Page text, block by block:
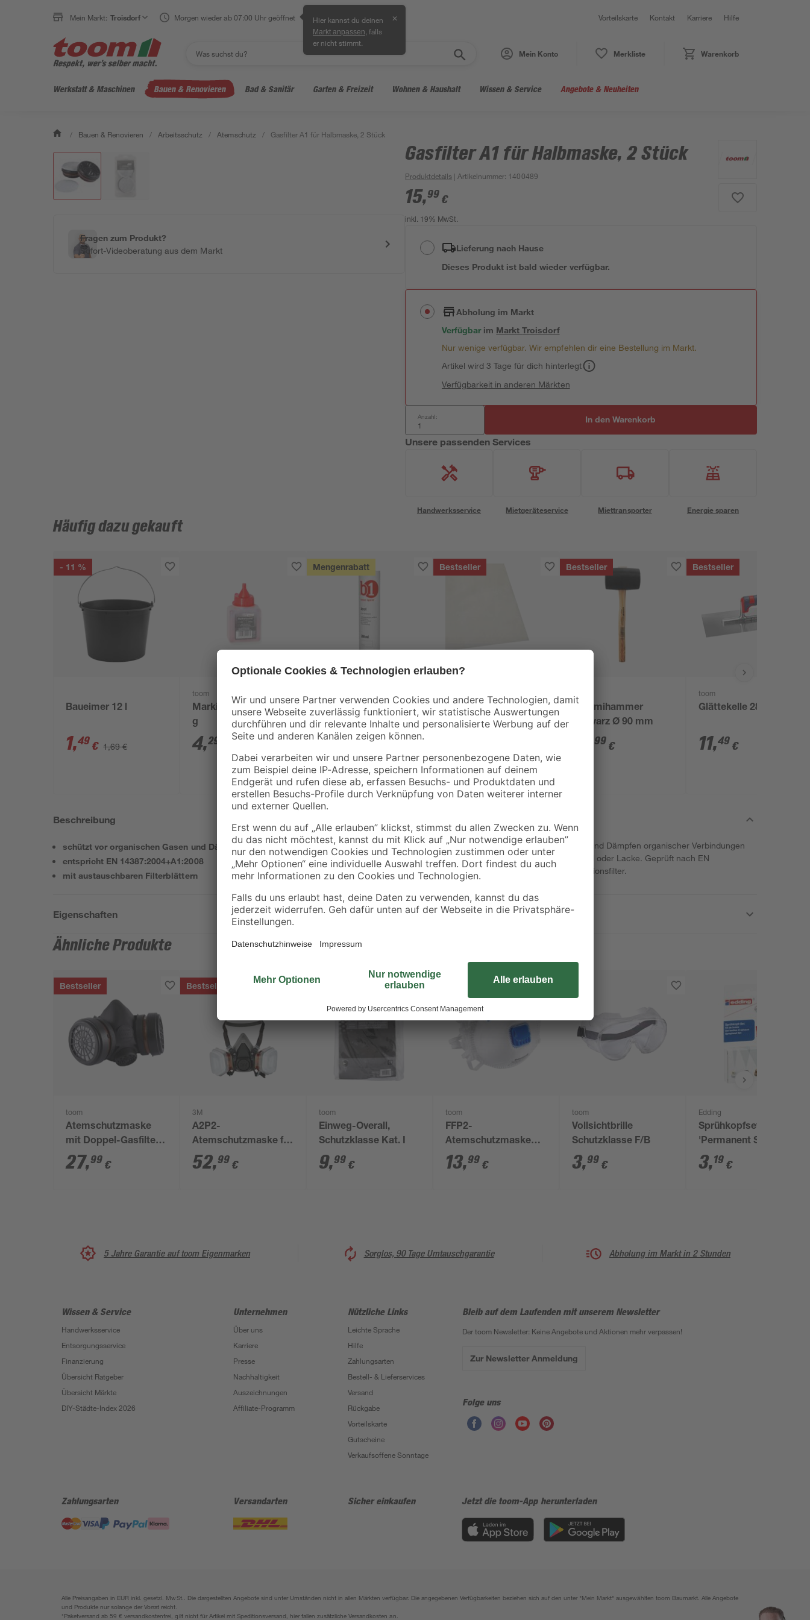
Mein Markt: Troisdorf Morgen wieder ab 07:00 Uhr geöffnet Hier kannst du deinen
Markt anpassen , falls
er nicht stimmt.
✕ Vorteilskarte Kontakt Karriere Hilfe
Mein Konto Merkliste Warenkorb
Werkstatt & Maschinen Bauen & Renovieren Bad & Sanitär Garten & Freizeit Wohnen & Haushalt Wissen & Service Angebote & Neuheiten
/ Bauen & Renovieren / Arbeitsschutz / Atemschutz / Gasfilter A1 für Halbmaske, 2 Stück
Fragen zum Produkt?
Sofort-Videoberatung aus dem Markt
Gasfilter A1 für Halbmaske, 2 Stück
Produktdetails | Artikelnummer: 1400489
15,99 €
inkl. 19% MwSt.
Lieferung nach Hause
Dieses Produkt ist bald wieder verfügbar.
Abholung im Markt
Verfügbar im MarktTroisdorf
Nur wenige verfügbar. Wir empfehlen dir eine Bestellung im Markt.
Artikel wird 3 Tage für dich hinterlegt
Verfügbarkeit in anderen Märkten
Anzahl: In den Warenkorb
Unsere passenden Services
Handwerksservice Mietgeräteservice Miettransporter Energie sparen
Häufig dazu gekauft
- 11 %
Baueimer 12 l
1,49 € 1,69 €
toom
Markierpulver rot 100
g
4,29
Mengenrabatt
Acryl weiß 280 ml
1,99
7,11 € / Liter
Bestseller
Abdeckplane
Polyethylen
1,29 € / Pack
Bestseller
Gummihammer
schwarz Ø 90 mm
99 €
Bestseller
toom
Glättekelle 28 cm
11,49 €
Beschreibung
schützt vor organischen Gasen und Dämpfen mit einem Siedepunkt über 65 °C
entspricht EN 14387:2004+A1:2008
mit austauschbaren Filterblättern
Filter der Schutzklasse A1 schützen vor Gasen und Dämpfen organischer Verbindungen
mit einem Siedepunkt über 65 °C, wie Lösemittel oder Lacke. Geprüft nach EN
14387:2004+A1:2008 für Gasfilter und Kombinationsfilter.
Eigenschaften
Ähnliche Produkte
Bestseller
toom
Atemschutzmaske
mit Doppel-Gasfilter
A1, 1 Stück
27,99 €
Bestseller
3M
A2P2-
Atemschutzmaske für
Farbspritzarbeiten
'6200' 1 Stück
52,99 €
toom
Einweg-Overall,
Schutzklasse Kat. I
9,99 €
toom
FFP2-
Atemschutzmaske
mit Ventil, 5 Stück
13,99 €
toom
Vollsichtbrille
Schutzklasse F/B
3,99 €
Edding
Sprühkopfset
'Permanent Spray' in
4 Größen, 6-teilig
3,19 €
5 Jahre Garantie auf toom Eigenmarken Sorglos, 90 Tage Umtauschgarantie Abholung im Markt in 2 Stunden
Wissen & Service
Handwerksservice
Entsorgungsservice
Finanzierung
Übersicht Ratgeber
Übersicht Märkte
DIY-Städte-Index 2026
Unternehmen
Über uns
Karriere
Presse
Nachhaltigkeit
Auszeichnungen
Affiliate-Programm
Nützliche Links
Leichte Sprache
Hilfe
Zahlungsarten
Bestell- & Lieferservices
Versand
Rückgabe
Vorteilskarte
Gutscheine
Verkaufsoffene Sonntage
Bleib auf dem Laufenden mit unserem Newsletter
Der toom Newsletter: Keine Angebote und Aktionen mehr verpassen!
Zur Newsletter Anmeldung
Folge uns
Zahlungsarten Versandarten Sicher einkaufen Jetzt die toom-App herunterladen
Alle Preisangaben in EUR inkl. gesetzl. MwSt.. Die dargestellten Angebote sind unter Umständen nicht in allen Märkten verfügbar. Die angegebenen Verfügbarkeiten beziehen sich auf den unter "Mein Markt" ausgewählten toom Baumarkt. Alle Angebote
und Produkte nur solange der Vorrat reicht.
*Paketversand ab 59 € versandkostenfrei, gilt nicht für Artikel mit Speditionsversand, hier fallen zusätzliche Versandkosten an.